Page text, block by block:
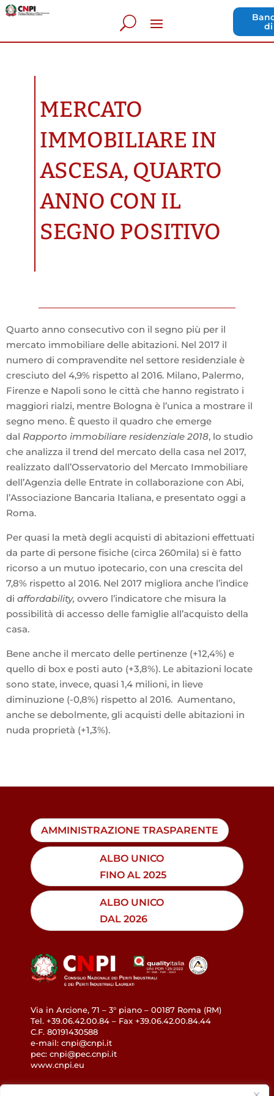
MERCATO
IMMOBILIARE IN
ASCESA, QUARTO
ANNO CON IL
SEGNO POSITIVO
Quarto anno consecutivo con il segno più per il
mercato immobiliare delle abitazioni. Nel 2017 il
numero di compravendite nel settore residenziale è
cresciuto del 4,9% rispetto al 2016. Milano, Palermo,
Firenze e Napoli sono le città che hanno registrato i
maggiori rialzi, mentre Bologna è l’unica a mostrare il
segno meno. È questo il quadro che emerge
dal Rapporto immobiliare residenziale 2018, lo studio
che analizza il trend del mercato della casa nel 2017,
realizzato dall’Osservatorio del Mercato Immobiliare
dell’Agenzia delle Entrate in collaborazione con Abi,
l’Associazione Bancaria Italiana, e presentato oggi a
Roma.
Per quasi la metà degli acquisti di abitazioni effettuati
da parte di persone fisiche (circa 260mila) si è fatto
ricorso a un mutuo ipotecario, con una crescita del
7,8% rispetto al 2016. Nel 2017 migliora anche l’indice
diaffordability, ovvero l’indicatore che misura la
possibilità di accesso delle famiglie all’acquisto della
casa.
Bene anche il mercato delle pertinenze (+12,4%) e
quello di box e posti auto (+3,8%). Le abitazioni locate
sono state, invece, quasi 1,4 milioni, in lieve
diminuzione (-0,8%) rispetto al 2016. Aumentano,
anche se debolmente, gli acquisti delle abitazioni in
nuda proprietà (+1,3%).
AMMINISTRAZIONE TRASPARENTE
ALBO UNICO
FINO AL 2025
ALBO UNICO
DAL 2026
Via in Arcione, 71 – 3° piano – 00187 Roma (RM)
Tel. +39.06.42.00.84 – Fax +39.06.42.00.84.44
C.F. 80191430588
e-mail: cnpi@cnpi.it
pec: cnpi@pec.cnpi.it
www.cnpi.eu